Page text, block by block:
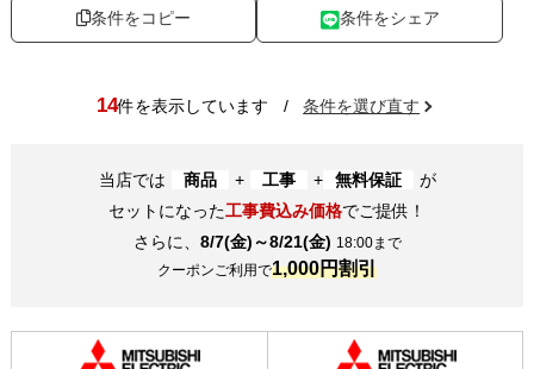
条件をコピー 条件をシェア
14件を表示しています / 条件を選び直す
当店では 商品 + 工事 + 無料保証
が
セットになった工事費込み価格でご提供！
さらに、 8/7(金)～8/21(金) 18:00まで
クーポンご利用で1,000円割引